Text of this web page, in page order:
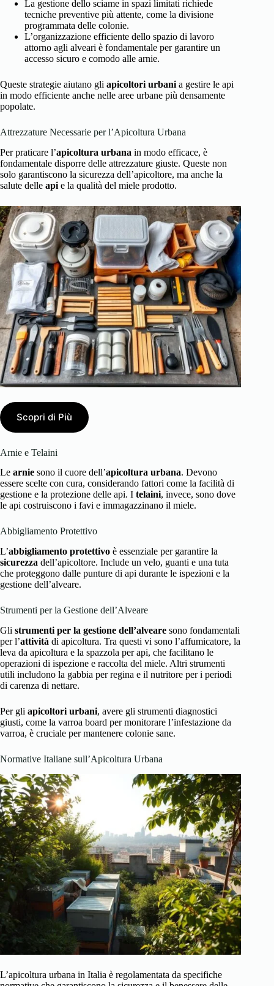
La gestione dello sciame in spazi limitati richiede
tecniche preventive più attente, come la divisione
programmata delle colonie.
L’organizzazione efficiente dello spazio di lavoro
attorno agli alveari è fondamentale per garantire un
accesso sicuro e comodo alle arnie.
Queste strategie aiutano gli apicoltori urbani a gestire le api
in modo efficiente anche nelle aree urbane più densamente
popolate.
Attrezzature Necessarie per l’Apicoltura Urbana
Per praticare l’apicoltura urbana in modo efficace, è
fondamentale disporre delle attrezzature giuste. Queste non
solo garantiscono la sicurezza dell’apicoltore, ma anche la
salute delle api e la qualità del miele prodotto.
Scopri di Più
Arnie e Telaini
Le arnie sono il cuore dell’apicoltura urbana. Devono
essere scelte con cura, considerando fattori come la facilità di
gestione e la protezione delle api. I telaini, invece, sono dove
le api costruiscono i favi e immagazzinano il miele.
Abbigliamento Protettivo
L’abbigliamento protettivo è essenziale per garantire la
sicurezza dell’apicoltore. Include un velo, guanti e una tuta
che proteggono dalle punture di api durante le ispezioni e la
gestione dell’alveare.
Strumenti per la Gestione dell’Alveare
Gli strumenti per la gestione dell’alveare sono fondamentali
per l’attività di apicoltura. Tra questi vi sono l’affumicatore, la
leva da apicoltura e la spazzola per api, che facilitano le
operazioni di ispezione e raccolta del miele. Altri strumenti
utili includono la gabbia per regina e il nutritore per i periodi
di carenza di nettare.
Per gli apicoltori urbani, avere gli strumenti diagnostici
giusti, come la varroa board per monitorare l’infestazione da
varroa, è cruciale per mantenere colonie sane.
Normative Italiane sull’Apicoltura Urbana
L’apicoltura urbana in Italia è regolamentata da specifiche